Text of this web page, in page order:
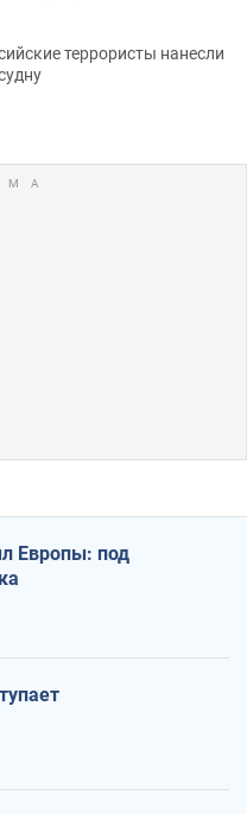
террористы нанесли
Европы: под